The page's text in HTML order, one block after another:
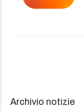
Archivio notizie